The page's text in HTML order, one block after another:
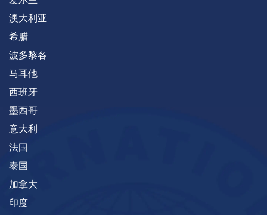
澳大利亚
希腊
波多黎各
马耳他
西班牙
墨西哥
意大利
法国
泰国
加拿大
印度